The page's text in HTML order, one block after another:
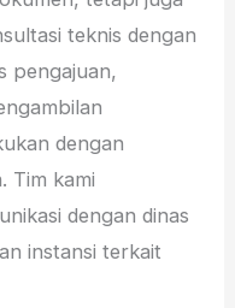
teknis dengan
pengajuan,
dengan
Tim kami
dengan dinas
instansi terkait